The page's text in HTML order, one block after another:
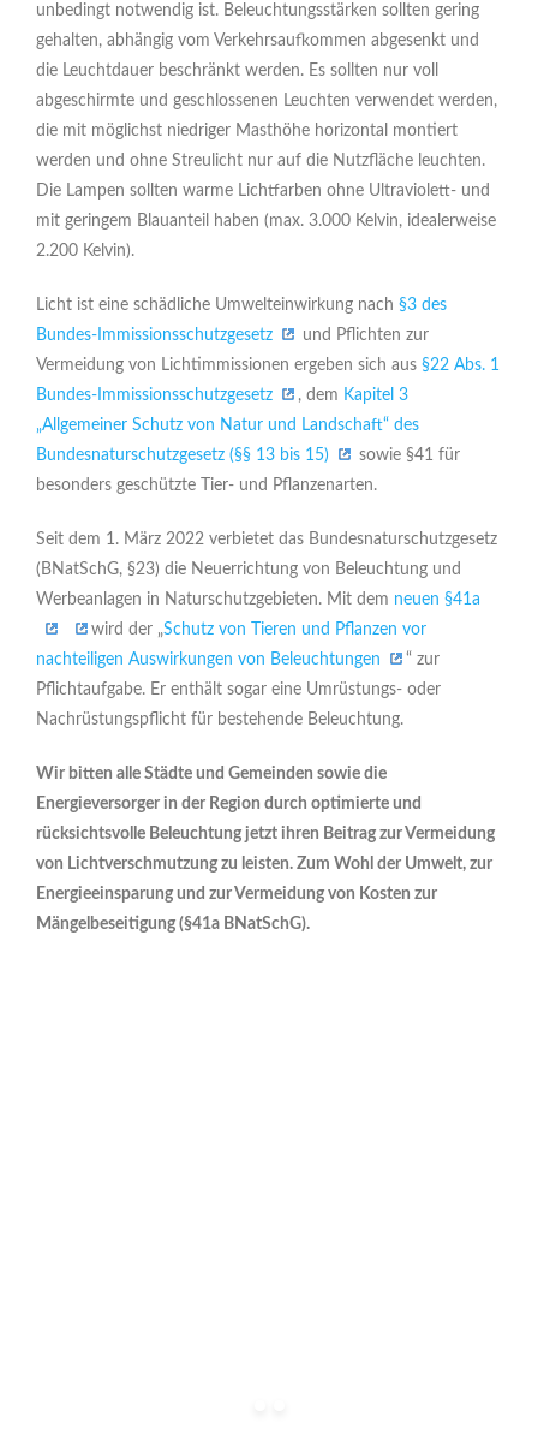
unbedingt notwendig ist. Beleuchtungsstärken sollten gering
gehalten, abhängig vom Verkehrsaufkommen abgesenkt und
die Leuchtdauer beschränkt werden. Es sollten nur voll
abgeschirmte und geschlossenen Leuchten verwendet werden,
die mit möglichst niedriger Masthöhe horizontal montiert
werden und ohne Streulicht nur auf die Nutzfläche leuchten.
Die Lampen sollten warme Lichtfarben ohne Ultraviolett- und
mit geringem Blauanteil haben (max. 3.000 Kelvin, idealerweise
2.200 Kelvin).
Licht ist eine schädliche Umwelteinwirkung nach §3 des
Bundes-Immissionsschutzgesetz
und Pflichten zur
Vermeidung von Lichtimmissionen ergeben sich aus §22 Abs. 1
Bundes-Immissionsschutzgesetz
, dem Kapitel 3
„Allgemeiner Schutz von Natur und Landschaft“ des
Bundesnaturschutzgesetz (§§ 13 bis 15)
sowie §41 für
besonders geschützte Tier- und Pflanzenarten.
Seit dem 1. März 2022 verbietet das Bundesnaturschutzgesetz
(BNatSchG, §23) die Neuerrichtung von Beleuchtung und
Werbeanlagen in Naturschutzgebieten. Mit dem neuen §41a
wird der „Schutz von Tieren und Pflanzen vor
nachteiligen Auswirkungen von Beleuchtungen
“ zur
Pflichtaufgabe. Er enthält sogar eine Umrüstungs- oder
Nachrüstungspflicht für bestehende Beleuchtung.
Wir bitten alle Städte und Gemeinden sowie die
Energieversorger in der Region durch optimierte und
rücksichtsvolle Beleuchtung jetzt ihren Beitrag zur Vermeidung
von Lichtverschmutzung zu leisten. Zum Wohl der Umwelt, zur
Energieeinsparung und zur Vermeidung von Kosten zur
Mängelbeseitigung (§41a BNatSchG).